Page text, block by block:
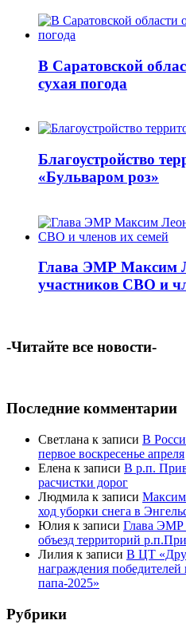
В Саратовской
сухая погода
Благоустройство
«Бульваром роз»
Глава ЭМР Максим
участников СВО и
-Читайте все новости-
Последние комментарии
Светлана к записи В
первое воскресенье апреля
Елена к записи В р.п.
расчистки дорог
Людмила к записи Максим
ход уборки снега в
Юлия к записи Глава ЭМР
объезд территорий
Лилия к записи В ЦТ
награждения
папа-2025»
Рубрики